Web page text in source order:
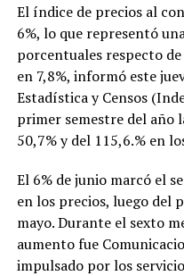
El índice de precios al
6%, lo que representó
porcentuales respecto
en 7,8%, informó este
Estadística y Censos
primer semestre del año
50,7% y del 115,6.% en
El 6% de junio marcó el
en los precios, luego del
mayo. Durante el sexto
aumento fue
impulsado por los